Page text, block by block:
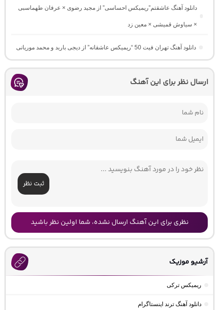
دانلود آهنگ عاشقتم”ریمیکس احساسی” از مجید رضوی × عرفان طهماسبی
× سیاوش قمیشی × معین زد
دانلود آهنگ تهران فیت 50 “ریمیکس عاشقانه” از دیجی باربد و محمد موریانی
ارسال نظر برای این آهنگ
ثبت نظر
نظری برای این آهنگ ارسال نشده، شما اولین نظر باشید
آرشیو موزیک
ریمیکس ترکی
دانلود آهنگ ترند اینستاگرام